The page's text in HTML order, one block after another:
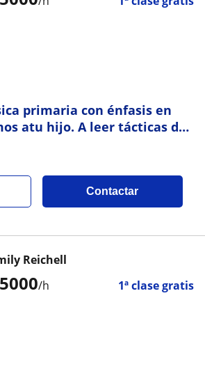
primaria con énfasis en
atu hijo. A leer tácticas de
Contactar
5000/h 1ª clase gratis
Reichell